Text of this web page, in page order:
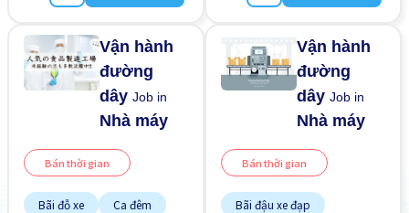
Vận hành
đường
dâyJob in
Nhà máy
Bán thời gian
Bãi đỗ xe
Ca đêm
Vận hành
đường
dâyJob in
Nhà máy
Bán thời gian
Bãi đậu xe đạp